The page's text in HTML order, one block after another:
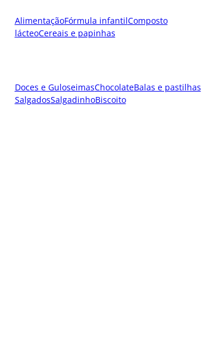
AlimentaçãoFórmula infantilComposto
lácteoCereais e papinhas
Doces e GuloseimasChocolateBalas e pastilhas
SalgadosSalgadinhoBiscoito